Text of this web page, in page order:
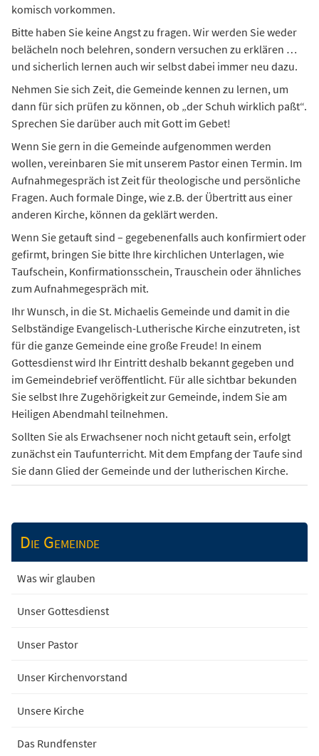
komisch vorkommen.
Bitte haben Sie keine Angst zu fragen. Wir werden Sie weder
belächeln noch belehren, sondern versuchen zu erklären …
und sicherlich lernen auch wir selbst dabei immer neu dazu.
Nehmen Sie sich Zeit, die Gemeinde kennen zu lernen, um
dann für sich prüfen zu können, ob „der Schuh wirklich paßt“.
Sprechen Sie darüber auch mit Gott im Gebet!
Wenn Sie gern in die Gemeinde aufgenommen werden
wollen, vereinbaren Sie mit unserem Pastor einen Termin. Im
Aufnahmegespräch ist Zeit für theologische und persönliche
Fragen. Auch formale Dinge, wie z.B. der Übertritt aus einer
anderen Kirche, können da geklärt werden.
Wenn Sie getauft sind – gegebenenfalls auch konfirmiert oder
gefirmt, bringen Sie bitte Ihre kirchlichen Unterlagen, wie
Taufschein, Konfirmationsschein, Trauschein oder ähnliches
zum Aufnahmegespräch mit.
Ihr Wunsch, in die St. Michaelis Gemeinde und damit in die
Selbständige Evangelisch-Lutherische Kirche einzutreten, ist
für die ganze Gemeinde eine große Freude! In einem
Gottesdienst wird Ihr Eintritt deshalb bekannt gegeben und
im Gemeindebrief veröffentlicht. Für alle sichtbar bekunden
Sie selbst Ihre Zugehörigkeit zur Gemeinde, indem Sie am
Heiligen Abendmahl teilnehmen.
Sollten Sie als Erwachsener noch nicht getauft sein, erfolgt
zunächst ein Taufunterricht. Mit dem Empfang der Taufe sind
Sie dann Glied der Gemeinde und der lutherischen Kirche.
Die Gemeinde
Was wir glauben
Unser Gottesdienst
Unser Pastor
Unser Kirchenvorstand
Unsere Kirche
Das Rundfenster